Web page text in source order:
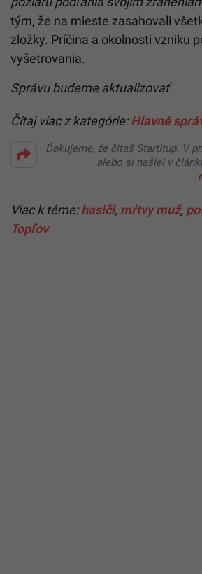
tým, že na mieste zasahovali
zložky. Príčina a okolnosti vzniku
vyšetrovania.
Správu budeme aktualizovať.
Čítaj viac z kategórie:Hlavné
Ďakujeme, že čítaš Startitup. V
alebo si našiel v
Viac k téme:hasiči, mŕtvy muž,
Topľov